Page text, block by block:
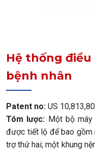
Hệ thống
bệnh nhân
Patent no: US
Tóm lược: Một bộ
được tiết lộ để bao gồm
trợ thứ hai; một khung